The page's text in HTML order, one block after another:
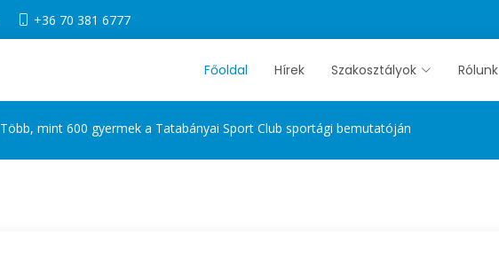
+36 70 381 6777
Főoldal Hírek Szakosztályok Rólunk
Több, mint 600 gyermek a Tatabányai Sport Club sportági bemutatóján